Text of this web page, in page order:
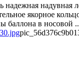
надежная надувная
якорное
баллона в носовой